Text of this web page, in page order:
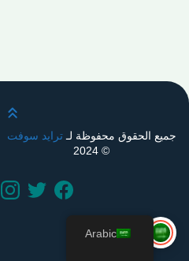
قم
جميع الحقوق محفوظة لـترايد سوفت
© 2024
Arabic